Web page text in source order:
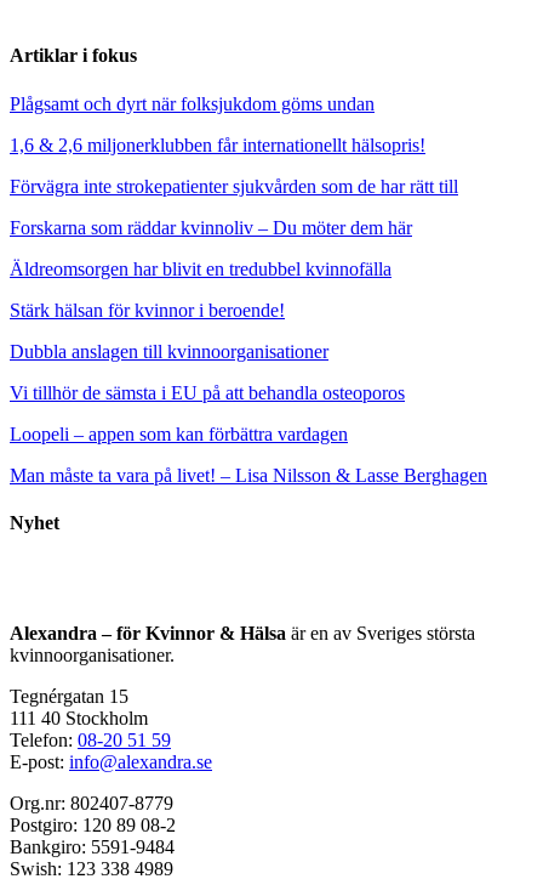
Artiklar i fokus
Plågsamt och dyrt när folksjukdom göms undan
1,6 & 2,6 miljonerklubben får internationellt hälsopris!
Förvägra inte strokepatienter sjukvården som de har rätt till
Forskarna som räddar kvinnoliv – Du möter dem här
Äldreomsorgen har blivit en tredubbel kvinnofälla
Stärk hälsan för kvinnor i beroende!
Dubbla anslagen till kvinnoorganisationer
Vi tillhör de sämsta i EU på att behandla osteoporos
Loopeli – appen som kan förbättra vardagen
Man måste ta vara på livet! – Lisa Nilsson & Lasse Berghagen
Nyhet
Alexandra – för Kvinnor & Hälsa är en av Sveriges största
kvinnoorganisationer.
Tegnérgatan 15
111 40 Stockholm
Telefon: 08-20 51 59
E-post: info@alexandra.se
Org.nr: 802407-8779
Postgiro: 120 89 08-2
Bankgiro: 5591-9484
Swish: 123 338 4989